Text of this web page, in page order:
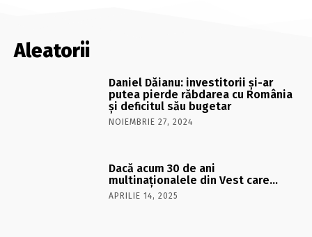
Aleatorii
Daniel Dăianu: investitorii și-ar
putea pierde răbdarea cu România
și deficitul său bugetar
NOIEMBRIE 27, 2024
Dacă acum 30 de ani
multinaţionalele din Vest care…
APRILIE 14, 2025